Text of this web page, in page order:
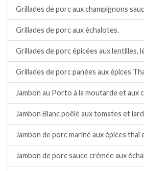
Grillades de porc aux champignons
Grillades de porc aux échalotes.
Grillades de porc épicées aux lentilles,
Grillades de porc panées aux épices
Jambon au Porto à la moutarde et aux
Jambon Blanc poêlé aux tomates et
Jambon de porc mariné aux épices thaï
Jambon de porc sauce crémée aux